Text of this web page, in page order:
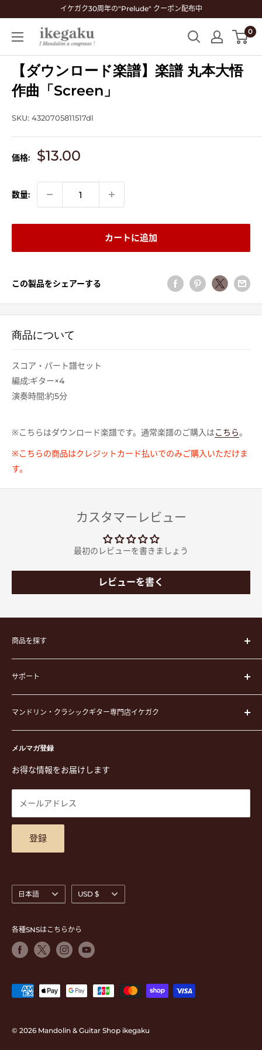
ン
イケガク30周年の"Prelude" クーポン配布中
Mandolin
&
Guitar
Shop
ikegaku
0
【ダウンロード楽譜】楽譜 丸本大悟
作曲「Screen」
SKU: 4320705811517dl
価格:
販
価
格
$13.00
数量:
カートに追加
この製品をシェアーする
商品について
スコア・パート譜セット
編成:ギター×4
演奏時間:約5分
※こちらはダウンロード楽譜です。通常楽譜のご購入はこちら。
※こちらの商品はクレジットカード払いでのみご購入いただけま
す。
カスタマーレビュー
最初のレビューを書きましょう
レビューを書く
商品を探す
楽器
楽器ケース
弦
ピック
演奏用品
ステーショナリー&アクセサリー
楽譜
DVD
チケット
楽器レンタル
サポート
運営会社
イケガクについて
お買い物ガイド
特定商取引法に基づく表示
プライバシーポリシー
商品検索
お問合せ
アクセスマップ
メルマガ登録
お得な情報をお届けします
メールアドレス
登録
マンドリン・クラシックギター専門店イケガク
〒171-0021 東京都豊島区西池袋3-23-5 芦沢ビル2F
TEL. 03-5952-1391 / FAX. 03-5952-1392
営業時間 月-水,金,土 11:00-19:00 / 日,祝 11:00-18:00 (木曜定
休)
語
日本語
貨
USD $
各種SNSはこちらから
© 2026 Mandolin & Guitar Shop ikegaku